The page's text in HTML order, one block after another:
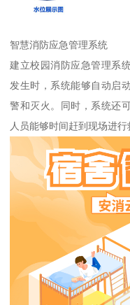
智慧消防应急管理系统
建立校园消防应急管理系
发生时，系统能够自动启
警和灭火。同时，系统还
人员能够时间赶到现场进行